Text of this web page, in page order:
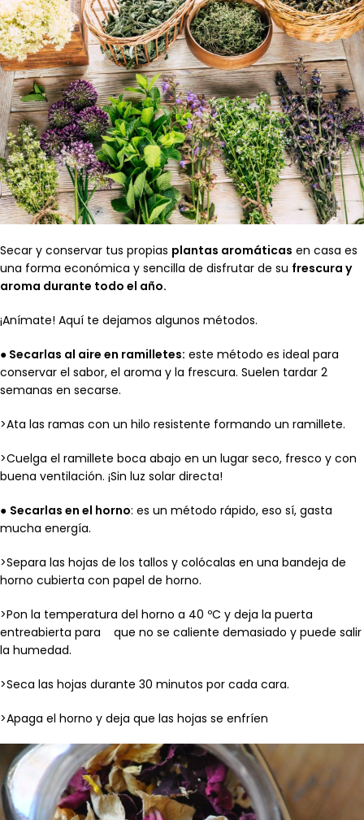
Secar y conservar tus propias plantas aromáticas en casa es
una forma económica y sencilla de disfrutar de su frescura y
aroma durante todo el año.
¡Anímate! Aquí te dejamos algunos métodos.
● Secarlas al aire en ramilletes: este método es ideal para
conservar el sabor, el aroma y la frescura. Suelen tardar 2
semanas en secarse.
>Ata las ramas con un hilo resistente formando un ramillete.
>Cuelga el ramillete boca abajo en un lugar seco, fresco y con
buena ventilación. ¡Sin luz solar directa!
● Secarlas en el horno: es un método rápido, eso sí, gasta
mucha energía.
>Separa las hojas de los tallos y colócalas en una bandeja de
horno cubierta con papel de horno.
>Pon la temperatura del horno a 40 ºC y deja la puerta
entreabierta para que no se caliente demasiado y puede salir
la humedad.
>Seca las hojas durante 30 minutos por cada cara.
>Apaga el horno y deja que las hojas se enfríen